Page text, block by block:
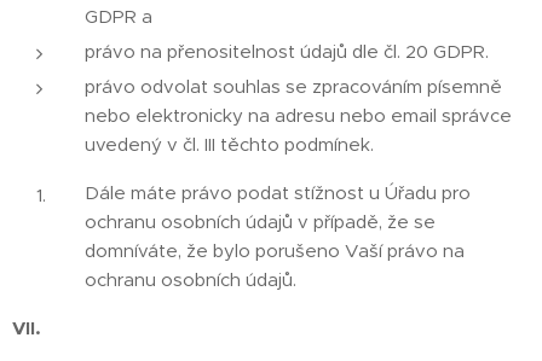
GDPR a
právo na přenositelnost údajů dle čl. 20 GDPR.
právo odvolat souhlas se zpracováním písemně
nebo elektronicky na adresu nebo email správce
uvedený v čl. III těchto podmínek.
Dále máte právo podat stížnost u Úřadu pro
ochranu osobních údajů v případě, že se
domníváte, že bylo porušeno Vaší právo na
ochranu osobních údajů.
VII.